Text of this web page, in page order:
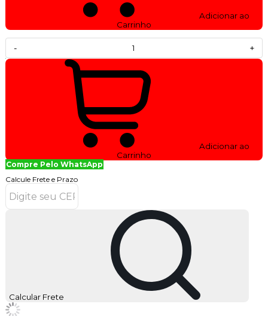
Adicionar ao
Carrinho
- +
Adicionar ao
Carrinho
Compre Pelo WhatsApp
Calcule Frete e Prazo
Calcular Frete